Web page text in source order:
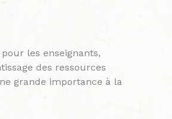
les enseignants,
des ressources
grande importance à la